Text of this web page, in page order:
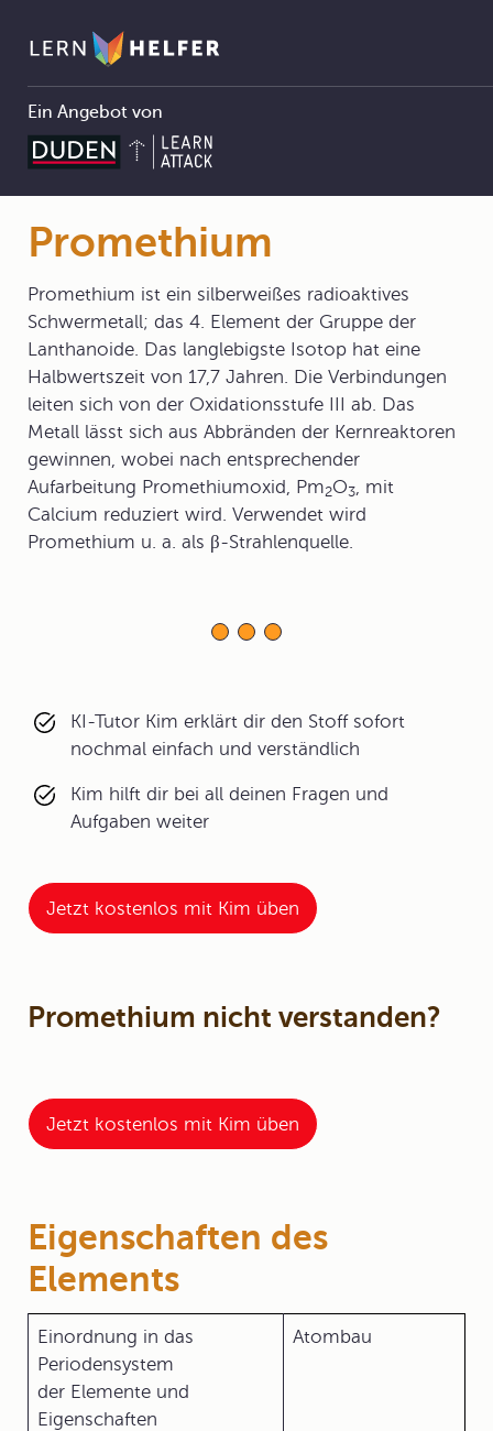
Ein Angebot von
Pfadnavigation
Chemie Abitur 3 Atombau und Periodensystem 3.2 Das Periodensystem der Elemente
Promethium
Promethium ist ein silberweißes radioaktives
Schwermetall; das 4. Element der Gruppe der
Lanthanoide. Das langlebigste Isotop hat eine
Halbwertszeit von 17,7 Jahren. Die Verbindungen
leiten sich von der Oxidationsstufe III ab. Das
Metall lässt sich aus Abbränden der Kernreaktoren
gewinnen, wobei nach entsprechender
Aufarbeitung Promethiumoxid, Pm2O3, mit
Calcium reduziert wird. Verwendet wird
Promethium u. a. als β-Strahlenquelle.
KI-Tutor Kim erklärt dir den Stoff sofort
nochmal einfach und verständlich
Kim hilft dir bei all deinen Fragen und
Aufgaben weiter
Jetzt kostenlos mit Kim üben
Promethium nicht verstanden?
Jetzt kostenlos mit Kim üben
Eigenschaften des
Elements
Einordnung in das
Periodensystem
der Elemente und
Eigenschaften
Atombau